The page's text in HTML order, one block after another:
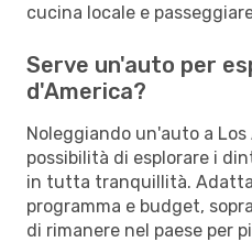
cucina locale e
Serve un'auto per
d'America?
Noleggiando un'auto a Los
possibilità di esplorare i
in tutta tranquillità.
programma e budget,
di rimanere nel paese per